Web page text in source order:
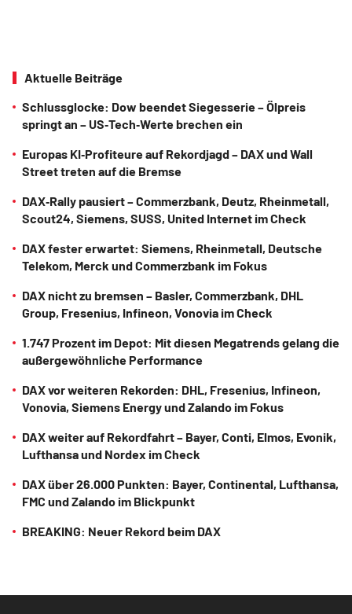
Aktuelle Beiträge
Schlussglocke: Dow beendet Siegesserie – Ölpreis
springt an – US‑Tech‑Werte brechen ein
Europas KI‑Profiteure auf Rekordjagd – DAX und Wall
Street treten auf die Bremse
DAX‑Rally pausiert – Commerzbank, Deutz, Rheinmetall,
Scout24, Siemens, SUSS, United Internet im Check
DAX fester erwartet: Siemens, Rheinmetall, Deutsche
Telekom, Merck und Commerzbank im Fokus
DAX nicht zu bremsen – Basler, Commerzbank, DHL
Group, Fresenius, Infineon, Vonovia im Check
1.747 Prozent im Depot: Mit diesen Megatrends gelang die
außergewöhnliche Performance
DAX vor weiteren Rekorden: DHL, Fresenius, Infineon,
Vonovia, Siemens Energy und Zalando im Fokus
DAX weiter auf Rekordfahrt – Bayer, Conti, Elmos, Evonik,
Lufthansa und Nordex im Check
DAX über 26.000 Punkten: Bayer, Continental, Lufthansa,
FMC und Zalando im Blickpunkt
BREAKING: Neuer Rekord beim DAX